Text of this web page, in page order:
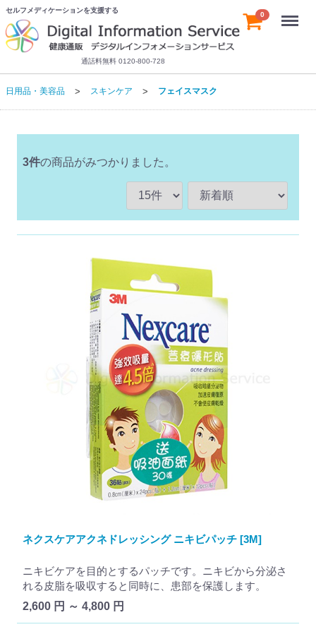
セルフメディケーションを支援する
通話料無料 0120-800-728
0 Menu
日用品・美容品 スキンケア フェイスマスク
3件の商品がみつかりました。
ネクスケアアクネドレッシング ニキビパッチ [3M]
ニキビケアを目的とするパッチです。ニキビから分泌さ
れる皮脂を吸収すると同時に、患部を保護します。
2,600 円 ～ 4,800 円